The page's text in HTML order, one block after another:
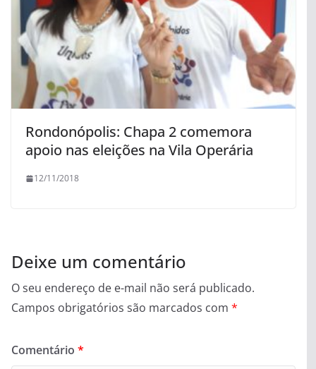
Rondonópolis: Chapa 2 comemora
apoio nas eleições na Vila Operária
12/11/2018
Deixe um comentário
O seu endereço de e-mail não será publicado.
Campos obrigatórios são marcados com *
Comentário *